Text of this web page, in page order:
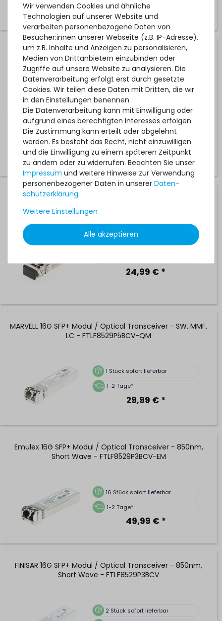
QLogic 16G SFP+ Modul / Optical Transceiver - 850nm
Short Wave - JSH-14SWAA1-QL
4Stück sofort lieferbar
1-2 Tage*
14,99 € *
HPE 16G SFP+ Modul / Optical Transceiver - 850nm Short
Wave - 680536-001 / QW923A
24,99 € *
MARVELL 16G SFP+ Modul / Optical Transceiver - SW, MMF,
LC - FTLF8529P5BCV-QM
1 Stück sofort lieferbar
1-2 Tage*
29,99 € *
Emulex 16G SFP+ Modul / Optical Transceiver - 850nm,
Short Wave - FTLF8529P3BCV-EM
16 Stück sofort lieferbar
1-2 Tage*
49,99 € *
FINISAR 16G SFP+ Modul / Optical Transceiver - 850nm,
Short Wave - FTLF8529P3BCV
2 Stück sofort lieferbar
Wir verwenden Cookies und ähnliche
Technologien auf unserer Website und
verarbeiten personenbezogene Daten von
Besucher:innen unserer Webseite (z.B. IP-Adresse),
um z.B. Inhalte und Anzeigen zu personalisieren,
Medien von Drittanbietern einzubinden oder
Zugriffe auf unsere Website zu analysieren. Die
Datenverarbeitung erfolgt erst durch gesetzte
Cookies. Wir teilen diese Daten mit Dritten, die wir
in den Einstellungen benennen.
Die Datenverarbeitung kann mit Einwilligung oder
aufgrund eines berechtigten Interesses erfolgen.
Die Zustimmung kann erteilt oder abgelehnt
werden. Es besteht das Recht, nicht einzuwilligen
und die Einwilligung zu einem späteren Zeitpunkt
zu ändern oder zu widerrufen. Beachten Sie unser
Impressum und weitere Hinweise zur Verwendung
personenbezogener Daten in unserer Daten­
schutz­erklärung.
Weitere Einstellungen
Alle akzeptieren